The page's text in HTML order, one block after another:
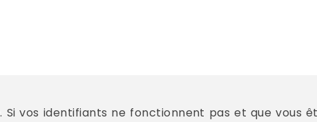
vos identifiants ne fonctionnent pas et que vous